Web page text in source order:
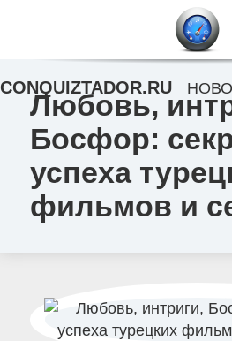
Любовь,
Босфор:
успеха
фильмов и
CONQUIZTADOR.RU